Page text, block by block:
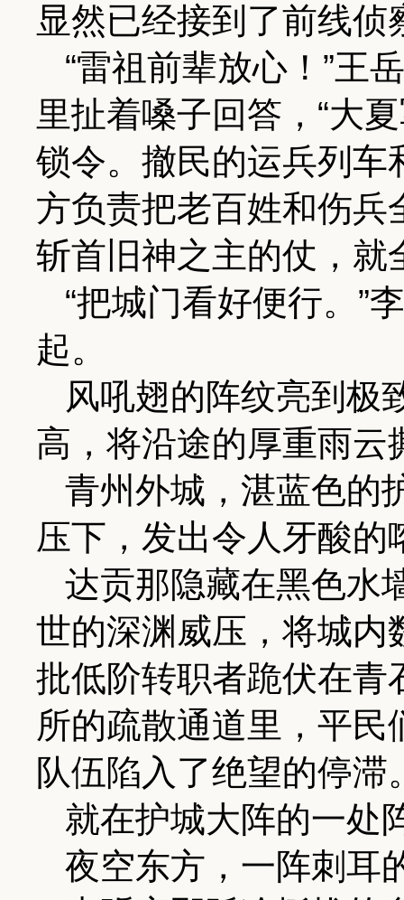
显然已经接到了前线
“雷祖前辈放心！”王
里扯着嗓子回答，“大
锁令。撤民的运兵列车
方负责把老百姓和伤兵
斩首旧神之主的仗，就
“把城门看好便行。”
起。
风吼翅的阵纹亮到极
高，将沿途的厚重雨云
青州外城，湛蓝色的
压下，发出令人牙酸的
达贡那隐藏在黑色水
世的深渊威压，将城内
批低阶转职者跪伏在青
所的疏散通道里，平
队伍陷入了绝望的停滞
就在护城大阵的一处
夜空东方，一阵刺耳